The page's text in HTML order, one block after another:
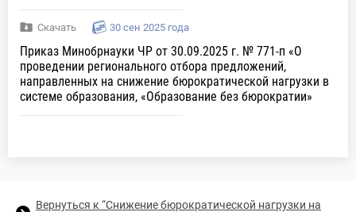
Скачать 30 сен 2025 года
Приказ Минобрнауки ЧР от 30.09.2025 г. № 771-п «О
проведении регионального отбора предложений,
направленных на снижение бюрократической нагрузки в
системе образования, «Образование без бюрократии»
Вернуться к “Снижение бюрократической нагрузки на